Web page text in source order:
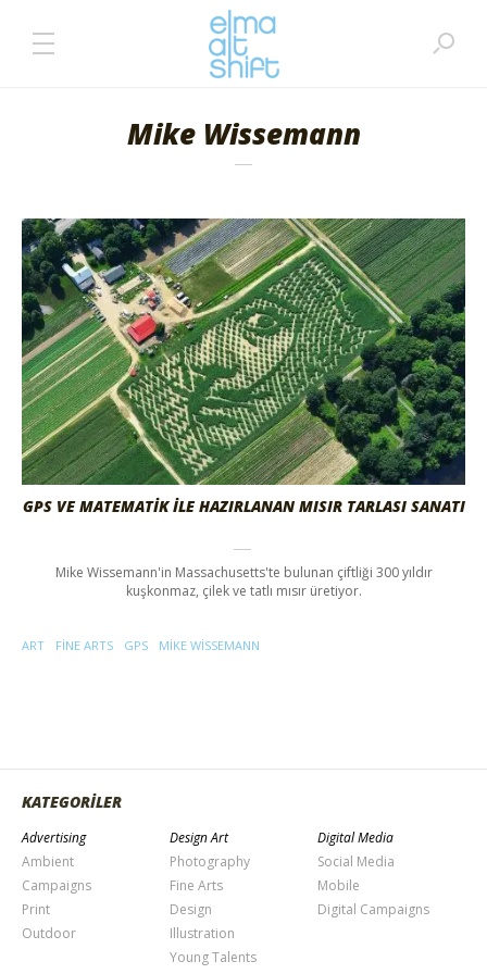
Mike Wissemann
GPS VE MATEMATİK İLE HAZIRLANAN MISIR TARLASI SANATI
Mike Wissemann'in Massachusetts'te bulunan çiftliği 300 yıldır
kuşkonmaz, çilek ve tatlı mısır üretiyor.
ART FINE ARTS GPS MIKE WISSEMANN
KATEGORİLER
Advertising
Ambient
Campaigns
Print
Outdoor
Design Art
Photography
Fine Arts
Design
Illustration
Young Talents
Digital Media
Social Media
Mobile
Digital Campaigns